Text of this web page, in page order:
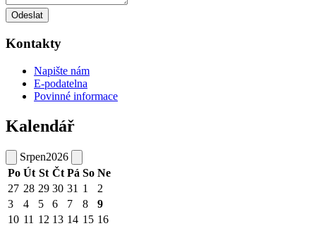
Odeslat
Kontakty
Napište nám
E-podatelna
Povinné informace
Kalendář
Srpen2026
Po Út St Čt Pá So Ne
27 28 29 30 31 1
2
3
4 5 6 7 8
9
10 11 12 13 14 15 16